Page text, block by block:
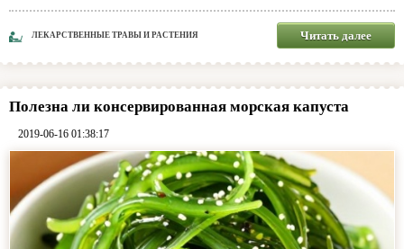
ЛЕКАРСТВЕННЫЕ ТРАВЫ И РАСТЕНИЯ Читать далее
Полезна ли консервированная морская капуста
2019-06-16 01:38:17